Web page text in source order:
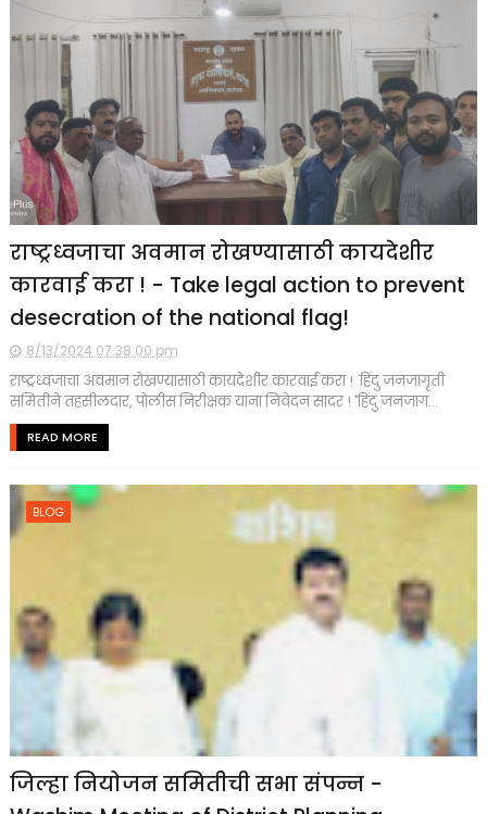
राष्ट्रध्वजाचा अवमान रोखण्यासाठी कायदेशीर
कारवाई करा ! - Take legal action to prevent
desecration of the national flag!
8/13/2024 07:38:00 pm
राष्ट्रध्वजाचा अवमान रोखण्यासाठी कायदेशीर कारवाई करा ! हिंदु जनजागृती
समितीने तहसीलदार, पोलीस निरीक्षक यांना निवेदन सादर ! 'हिंदु जनजाग...
READ MORE
BLOG
जिल्हा नियोजन समितीची सभा संपन्न -